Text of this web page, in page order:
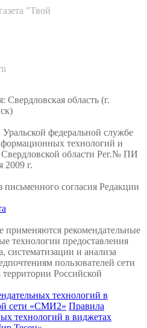
"Твой
Свердловская область (г.
федеральной службе
технологий и
области Рег.№ ПИ
2009 г.
согласия Редакции
рекомендательные
технологии предоставления
систематизации и анализа
пользователей сети
Российской
технологий в
сети «СМИ2» Правила
технологий в виджетах